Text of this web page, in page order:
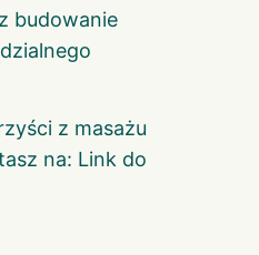
budowanie
z masażu
na: Link do